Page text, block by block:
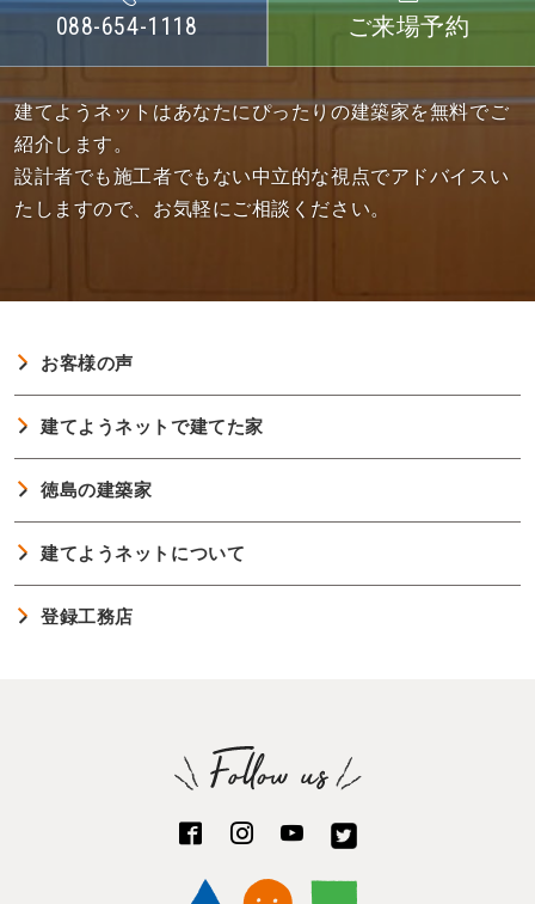
088-654-1118 ご来場予約
建てようネットはあなたにぴったりの建築家を無料でご
紹介します。
設計者でも施工者でもない中立的な視点でアドバイスい
たしますので、お気軽にご相談ください。
お客様の声
建てようネットで建てた家
徳島の建築家
建てようネットについて
登録工務店